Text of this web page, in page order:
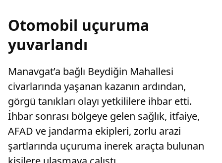
Otomobil uçuruma
yuvarlandı
Manavgat’a bağlı Beydiğin Mahallesi
civarlarında yaşanan kazanın ardından,
görgü tanıkları olayı yetkililere ihbar etti.
İhbar sonrası bölgeye gelen sağlık, itfaiye,
AFAD ve jandarma ekipleri, zorlu arazi
şartlarında uçuruma inerek araçta bulunan